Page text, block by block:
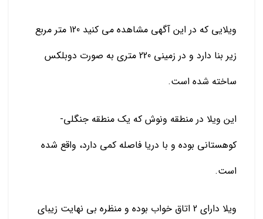
ویلایی که در این آگهی مشاهده می کنید 120 متر مربع
زیر بنا دارد و در زمینی 220 متری به صورت دوبلکس
ساخته شده است.
این ویلا در منطقه ونوش که یک منطقه جنگلی-
کوهستانی بوده و با دریا فاصله کمی دارد، واقع شده
است.
ویلا دارای 2 اتاق خواب بوده و منظره بی نهایت زیبای